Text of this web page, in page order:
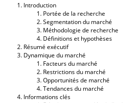
Introduction
Portée de la recherche
Segmentation du marché
Méthodologie de recherche
Définitions et hypothèses
Résumé exécutif
Dynamique du marché
Facteurs du marché
Restrictions du marché
Opportunités de marché
Tendances du marché
Informations clés